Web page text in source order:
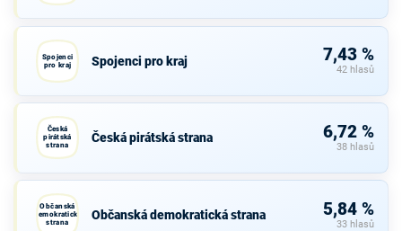
Spojenci
pro kraj
Spojenci pro kraj 7,43 %
42 hlasů
Česká
pirátská
strana
Česká pirátská strana 6,72 %
38 hlasů
Občanská
demokratická
strana
Občanská demokratická strana 5,84 %
33 hlasů